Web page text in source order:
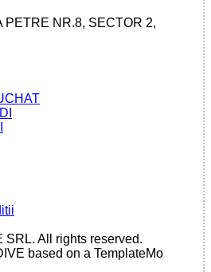
PETRE NR.8, SECTOR 2,
All rights reserved.
based on a TemplateMo